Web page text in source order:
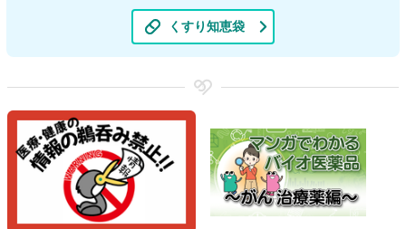
くすり知恵袋